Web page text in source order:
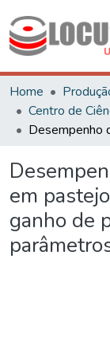
Home
Centro de
em
ganho de